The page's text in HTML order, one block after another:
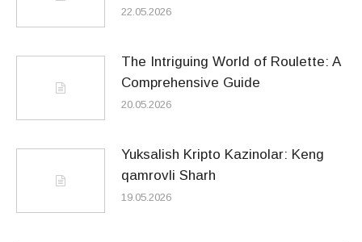
22.05.2026
The Intriguing World of Roulette: A
Comprehensive Guide
20.05.2026
Yuksalish Kripto Kazinolar: Keng
qamrovli Sharh
19.05.2026